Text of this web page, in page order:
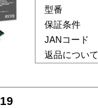
型番
保証条件
JANコード
返品について